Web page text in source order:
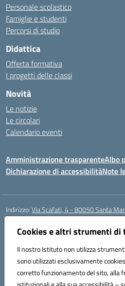
Cookies e altri strumenti di
Il nostro Istituto non utilizza
sono utilizzati esclusivamente
corretto funzionamento del sito, alla
Personale scolastico
Famiglie e studenti
Percorsi di studio
Didattica
Offerta formativa
I progetti delle classi
Novità
Le notizie
Le circolari
Calendario eventi
Amministrazione trasparenteAlbo
Dichiarazione di accessibilitàNote
Indirizzo:Via Scafati, 4 - 80050 Santa
Centralino:
Posta elettronica certificata (PEC):
Codice fiscale: 90016250632
Codice meccanografico:NAEE21900T
Codice Indice delle Pubbliche
Codice unico di fatturazione (CUF): UFZ0X6